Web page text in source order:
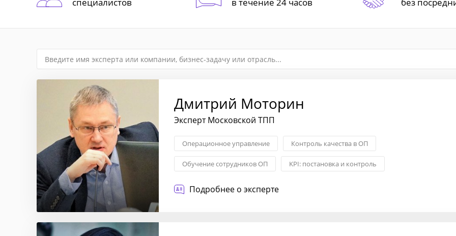
Дмитрий Моторин
Эксперт Московской ТПП
Операционное управление Контроль качества в ОП
Обучение сотрудников ОП KPI: постановка и контроль
Построение отдела продаж
Подробнее о эксперте